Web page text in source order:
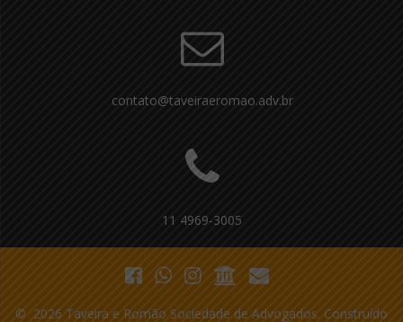
contato@taveiraeromao.adv.br
11 4969-3005
© 2026 Taveira e Romão Sociedade de Advogados. Construído